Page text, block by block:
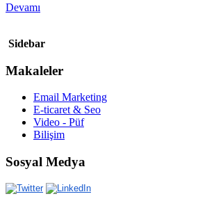
Devamı
Sidebar
Makaleler
Email Marketing
E-ticaret & Seo
Video - Püf
Bilişim
Sosyal Medya